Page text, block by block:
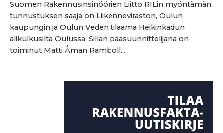
Suomen Rakennusinsinöörien Liitto RILin myöntämän
tunnustuksen saaja on Liikenneviraston, Oulun
kaupungin ja Oulun Veden tilaama Heikinkadun
alikulkusilta Oulussa. Sillan pääsuunnittelijana on
toiminut Matti Åman Ramboll...